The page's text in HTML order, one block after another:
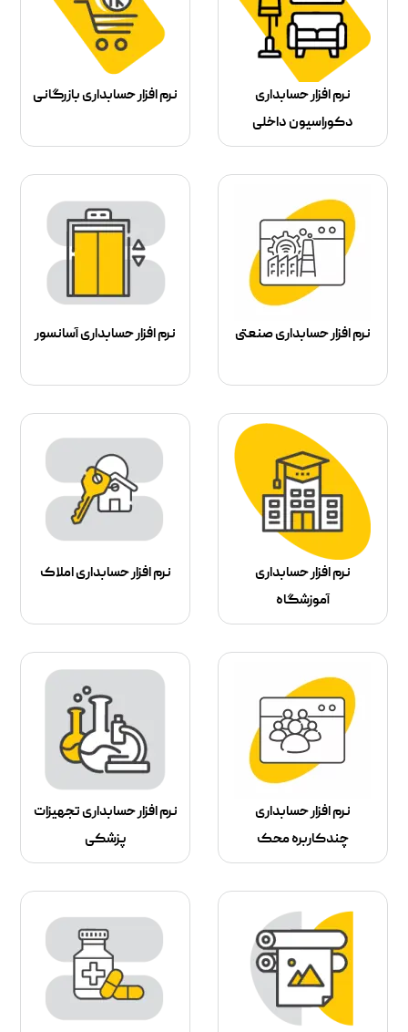
نرم افزار حسابداری
دکوراسیون داخلی
نرم افزار حسابداری بازرگانی
نرم افزار حسابداری صنعتی نرم افزار حسابداری آسانسور
نرم افزار حسابداری
آموزشگاه
نرم افزار حسابداری املاک
نرم افزار حسابداری
چندکاربره محک
نرم افزار حسابداری تجهیزات
پزشکی